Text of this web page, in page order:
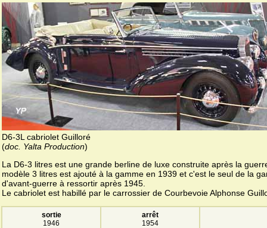
D6-3L cabriolet Guilloré
(doc. Yalta Production)
La D6-3 litres est une grande berline de luxe construite après la
modèle 3 litres est ajouté à la gamme en 1939 et c'est le seul de la
d'avant-guerre à ressortir après 1945.
Le cabriolet est habillé par le carrossier de Courbevoie Alphonse
sortie
1946
arrêt
1954